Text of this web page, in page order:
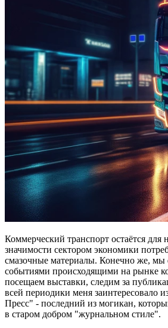
Коммерческий транспорт остаётся для
значимости сектором экономики
смазочные материалы. Конечно же, мы
событиями происходящими на рынке
посещаем выставки, следим за
всей периодики меня заинтересовало
Пресс" - последний из могикан,
в старом добром "журнальном стиле".